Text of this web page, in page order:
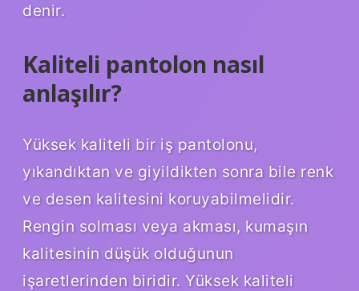
denir.
Kaliteli pantolon nasıl
anlaşılır?
Yüksek kaliteli bir iş pantolonu,
yıkandıktan ve giyildikten sonra bile renk
ve desen kalitesini koruyabilmelidir.
Rengin solması veya akması, kumaşın
kalitesinin düşük olduğunun
işaretlerinden biridir. Yüksek kaliteli